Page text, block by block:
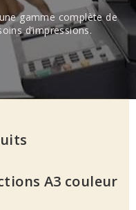
gamme complète de
d’impressions.
A3 couleur